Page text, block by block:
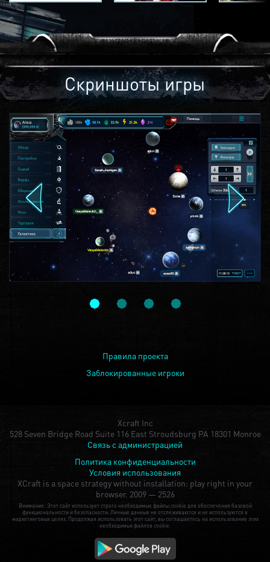
Скриншоты игры
Правила проекта
Заблокированные игроки
Xcraft Inc
528 Seven Bridge Road Suite 116 East Stroudsburg PA 18301 Monroe
Связь с администрацией
Политика конфиденциальности
Условия использования
XCraft is a space strategy without installation: play right in your
browser. 2009 — 2526
Внимание: Этот сайт использует строго необходимые файлы cookie для обеспечения базовой
функциональности и безопасности. Личные данные не отслеживаются и не используются в
маркетинговых целях. Продолжая использовать этот сайт, вы соглашаетесь на использование этих
необходимых файлов cookie.